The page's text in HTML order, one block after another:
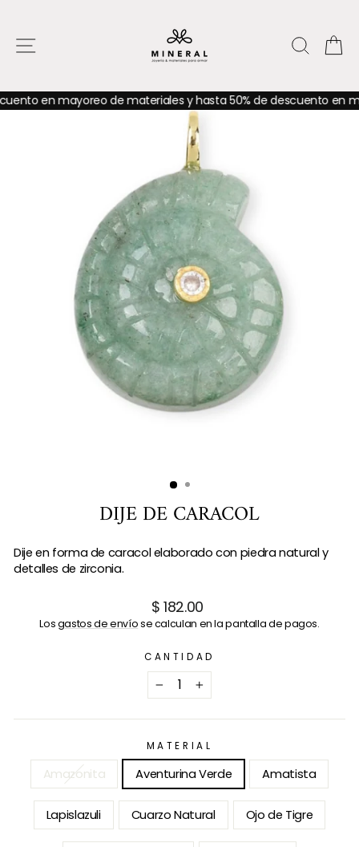
contenido
en mayoreo de materiales y hasta 50% de descuento en
DIJE DE CARACOL
Dije en forma de caracol elaborado con piedra natural y
detalles de zirconia.
Precio
habitual
$ 182.00
Losgastos de envíose calculan en la pantalla de pagos.
CANTIDAD
− +
MATERIAL
Amazonita Aventurina Verde Amatista
Lapislazuli Cuarzo Natural Ojo de Tigre